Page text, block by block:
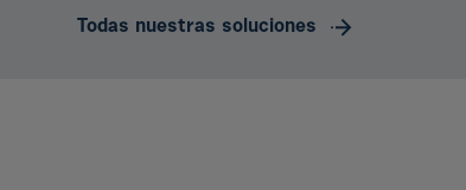
Todas nuestras soluciones